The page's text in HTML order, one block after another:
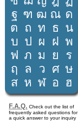
ฐ ฑ ฒ ณ ด
ต ถ ท ธ น
บ ป ผ ฝ พ
ฟ ภ ม ย
ร
ฤ
ล ว ศ ษ
ส ห ฬ อ ฮ
F.A.Q. Check out the list of
frequently asked questions for
a quick answer to your inquiry